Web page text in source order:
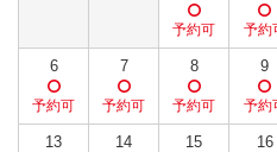
6 7 8 9
13 14 15 16